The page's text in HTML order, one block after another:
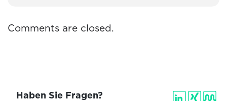
Comments are closed.
Haben Sie Fragen?